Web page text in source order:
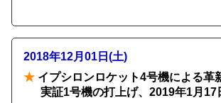
2018年12月01日(土)
★ イプシロンロケット4号機による革
実証1号機の打上げ、2019年1月17